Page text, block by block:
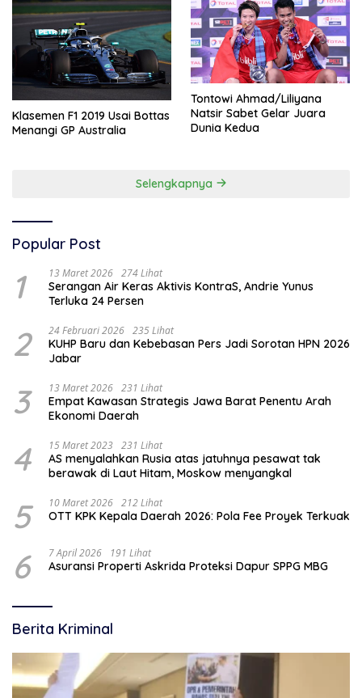
Klasemen F1 2019 Usai Bottas
Menangi GP Australia
Tontowi Ahmad/Liliyana
Natsir Sabet Gelar Juara
Dunia Kedua
Selengkapnya
Popular Post
1 13 Maret 2026 274 Lihat
Serangan Air Keras Aktivis KontraS, Andrie Yunus
Terluka 24 Persen
2 24 Februari 2026 235 Lihat
KUHP Baru dan Kebebasan Pers Jadi Sorotan HPN 2026
Jabar
3 13 Maret 2026 231 Lihat
Empat Kawasan Strategis Jawa Barat Penentu Arah
Ekonomi Daerah
4 15 Maret 2023 231 Lihat
AS menyalahkan Rusia atas jatuhnya pesawat tak
berawak di Laut Hitam, Moskow menyangkal
5 10 Maret 2026 212 Lihat
OTT KPK Kepala Daerah 2026: Pola Fee Proyek Terkuak
6 7 April 2026 191 Lihat
Asuransi Properti Askrida Proteksi Dapur SPPG MBG
Berita Kriminal